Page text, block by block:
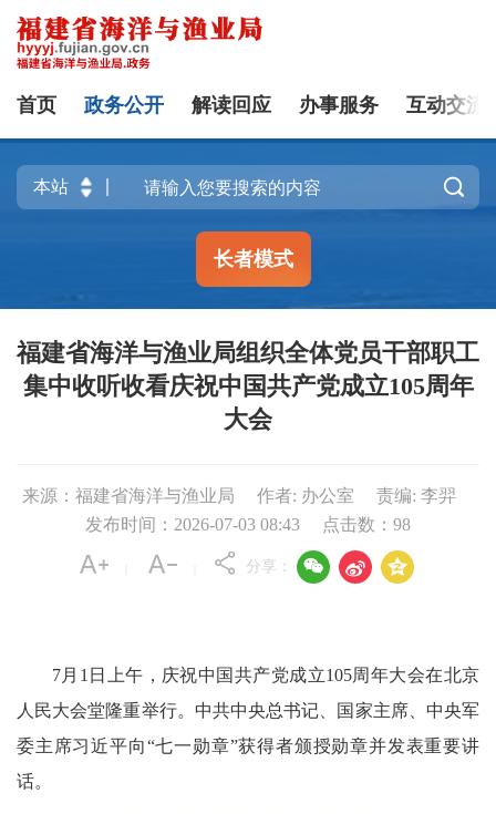
首页 政务公开 解读回应 办事服务 互动交流

长者模式
福建省海洋与渔业局组织全体党员干部职工
集中收听收看庆祝中国共产党成立105周年
大会
来源：福建省海洋与渔业局 作者: 办公室
责编: 李羿
发布时间：2026-07-03 08:43
点击数： 98
分享：   
7月1日上午，庆祝中国共产党成立105周年大会在北京
人民大会堂隆重举行。中共中央总书记、国家主席、中央军
委主席习近平向“七一勋章”获得者颁授勋章并发表重要讲
话。